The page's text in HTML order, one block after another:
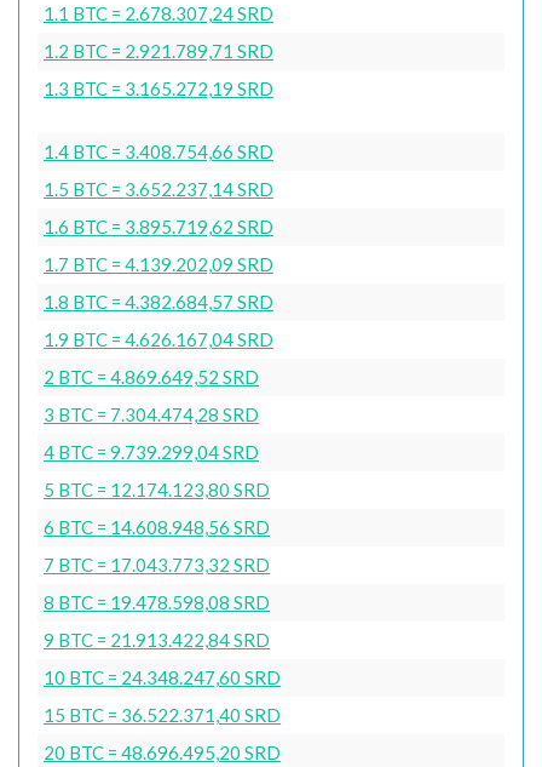
1.1 BTC = 2.678.307,24 SRD
1.2 BTC = 2.921.789,71 SRD
1.3 BTC = 3.165.272,19 SRD
1.4 BTC = 3.408.754,66 SRD
1.5 BTC = 3.652.237,14 SRD
1.6 BTC = 3.895.719,62 SRD
1.7 BTC = 4.139.202,09 SRD
1.8 BTC = 4.382.684,57 SRD
1.9 BTC = 4.626.167,04 SRD
2 BTC = 4.869.649,52 SRD
3 BTC = 7.304.474,28 SRD
4 BTC = 9.739.299,04 SRD
5 BTC = 12.174.123,80 SRD
6 BTC = 14.608.948,56 SRD
7 BTC = 17.043.773,32 SRD
8 BTC = 19.478.598,08 SRD
9 BTC = 21.913.422,84 SRD
10 BTC = 24.348.247,60 SRD
15 BTC = 36.522.371,40 SRD
20 BTC = 48.696.495,20 SRD